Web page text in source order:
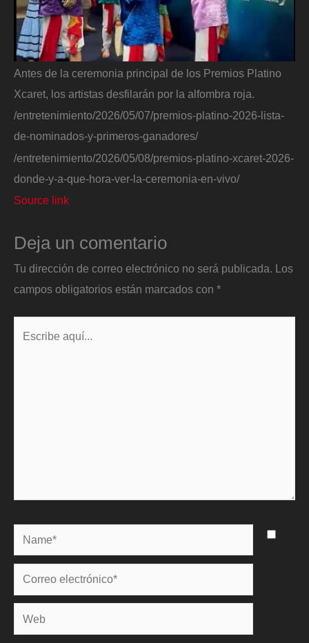
Antes de la ceremonia principal de los Premios Platino
Xcaret, los artistas desfilarán por la alfombra roja.
/entretenimiento/2026/05/07/premios-platino-2026-lista-
de-nominados-y-primeros-ganadores/
/entretenimiento/2026/05/08/premios-platino-xcaret-2026-
donde-y-a-que-hora-ver-la-ceremonia-en-vivo/
Source link
Deja un comentario
Tu dirección de correo electrónico no será publicada. Los
campos obligatorios están marcados con *
Name*
Correo
electrónico*
Web